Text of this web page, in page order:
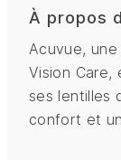
À propos
Acuvue,
Vision Care,
ses lentilles
confort et